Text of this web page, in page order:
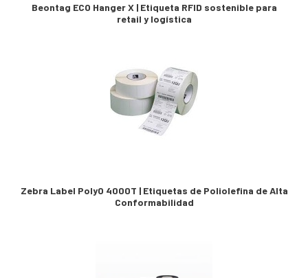
Beontag ECO Hanger X | Etiqueta RFID sostenible para
retail y logística
Zebra Label PolyO 4000T | Etiquetas de Poliolefina de Alta
Conformabilidad